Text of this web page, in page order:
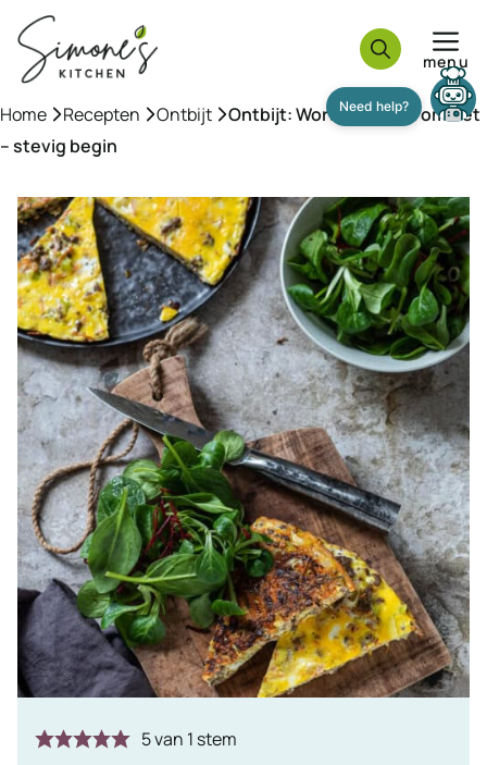
naar
inhoud
menu
Home »Recepten »Ontbijt »Ontbijt: Wortel-gehakt omelet
– stevig begin
5van 1 stem